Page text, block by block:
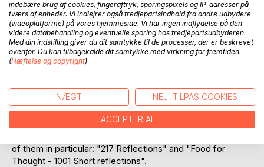
The author sees himself as an autodidact but believes that
he has acquired a reasonably solid platform to stand on.
Honest self-awareness gives you a solid platform to stand
on in life, and is a gift not given to all; many must work
towards that goal themselves, like I have done, and this is
exposed my honest self-awareness, and thereby got a
more solid platform from where to stand up to lifes
challenges.
Inspiration to gather the content and publish this book, he
of them in particular: "217 Reflections" and "Food for
Thought - 1001 Short reflections".
indebære brug af cookies, fingeraftryk, sporingspixels og IP-adresser på
tværs af enheder. Vi indlejrer også tredjepartsindhold fra andre udbydere
(videoplatforme) på vores hjemmeside. Vi har ingen indflydelse på den
videre databehandling og eventuelle sporing hos tredjepartsudbyderen.
Med din indstilling giver du dit samtykke til de processer, der er beskrevet
ovenfor. Du kan tilbagekalde dit samtykke med virkning for fremtiden.
(Hæftelse og copyright)
NÆGT NEJ, TILPAS COOKIES
ACCEPTER ALLE